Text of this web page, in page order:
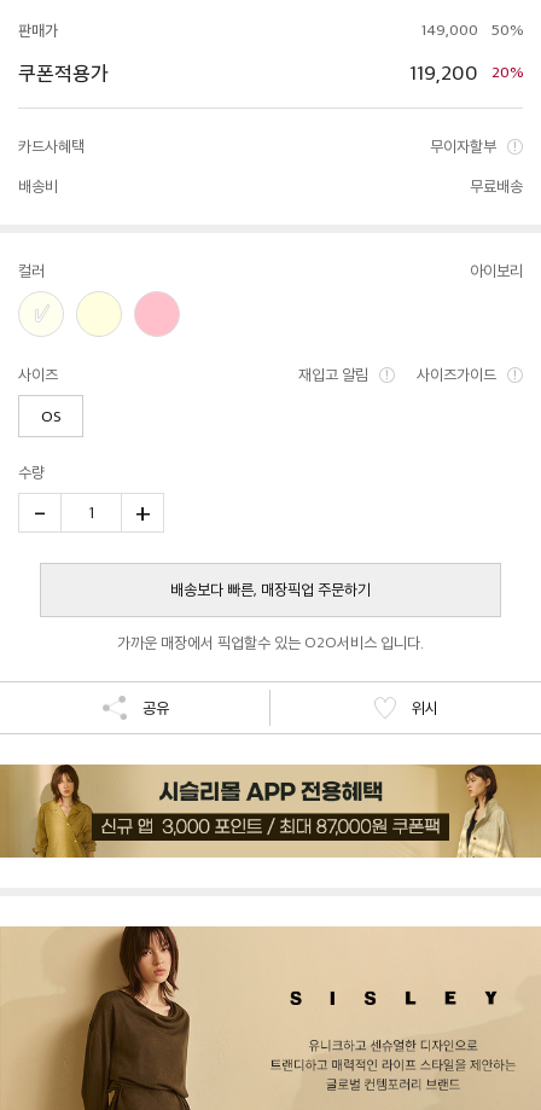
판매가 149,000 50%
쿠폰적용가 119,200 20%
카드사혜택 무이자할부
배송비 무료배송
컬러 아이보리
사이즈 재입고 알림 사이즈가이드
OS
수량
- 1 +
배송보다 빠른, 매장픽업 주문하기
가까운 매장에서 픽업할수 있는 O2O서비스 입니다.
공유 위시